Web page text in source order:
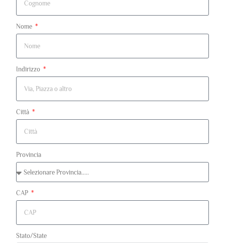
Nome
Indirizzo
Città
Provincia
CAP
Stato/State